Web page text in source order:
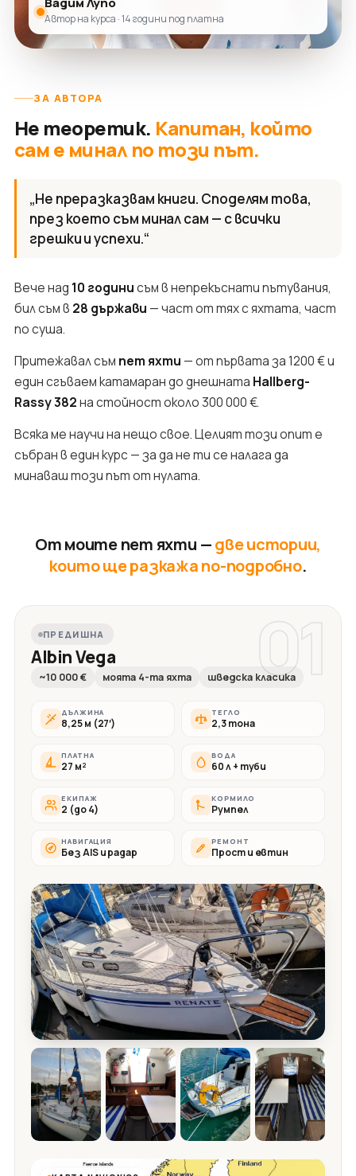
Автор на курса · 14 години под платна
ЗА АВТОРА
Не теоретик. Капитан, който
сам е минал по този път.
„Не преразказвам книги. Споделям това,
през което съм минал сам — с всички
грешки и успехи.“
Вече над 10 годинисъм в непрекъснати пътувания,
бил съм в 28 държави — част от тях с яхтата, част
по суша.
Притежавал съм пет яхти — от първата за 1200 € и
един сгъваем катамаран до днешната Hallberg-
Rassy 382на стойност около 300 000 €.
Всяка ме научи на нещо свое. Целият този опит е
събран в един курс — за да не ти се налага да
минаваш този път от нулата.
От моите пет яхти —две истории,
които ще разкажа по-подробно.
01
ПРЕДИШНА
Albin Vega
~10 000 € моята 4-та яхта шведска класика
ДЪЛЖИНА
8,25 м (27′)
ТЕГЛО
2,3 тона
ПЛАТНА
27 м²
ВОДА
60 л + туби
ЕКИПАЖ
2 (до 4)
КОРМИЛО
Румпел
НАВИГАЦИЯ
Без AIS и радар
РЕМОНТ
Прост и евтин